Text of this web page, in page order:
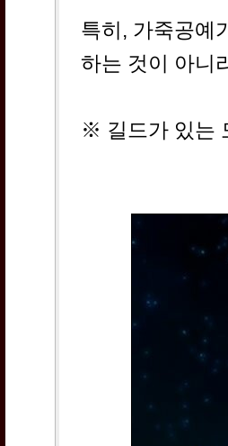
특히, 가죽공예
하는 것이 아니
※ 길드가 있는